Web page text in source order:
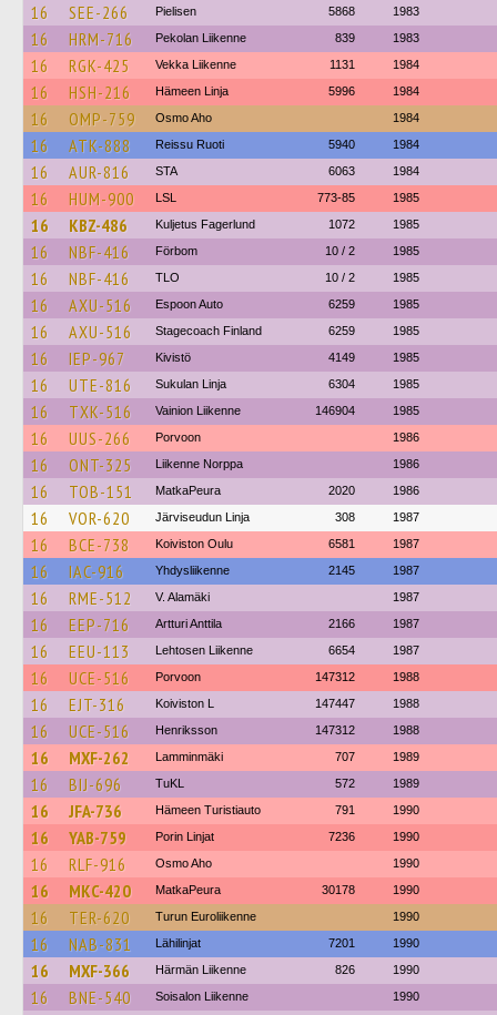
16 SEE-266 Pielisen 5868 1983
16 HRM-716 Pekolan Liikenne 839 1983
16 RGK-425 Vekka Liikenne 1131 1984
16 HSH-216 Hämeen Linja 5996 1984
16 OMP-759 Osmo Aho 1984
16 ATK-888 Reissu Ruoti 5940 1984
16 AUR-816 STA 6063 1984
16 HUM-900 LSL 773-85 1985
16 KBZ-486 Kuljetus Fagerlund 1072 1985
16 NBF-416 Förbom 10 / 2 1985
16 NBF-416 TLO 10 / 2 1985
16 AXU-516 Espoon Auto 6259 1985
16 AXU-516 Stagecoach Finland 6259 1985
16 IEP-967 Kivistö 4149 1985
16 UTE-816 Sukulan Linja 6304 1985
16 TXK-516 Vainion Liikenne 146904 1985
16 UUS-266 Porvoon 1986
16 ONT-325 Liikenne Norppa 1986
16 TOB-151 MatkaPeura 2020 1986
16 VOR-620 Järviseudun Linja 308 1987
16 BCE-738 Koiviston Oulu 6581 1987
16 IAC-916 Yhdysliikenne 2145 1987
16 RME-512 V. Alamäki 1987
16 EEP-716 Artturi Anttila 2166 1987
16 EEU-113 Lehtosen Liikenne 6654 1987
16 UCE-516 Porvoon 147312 1988
16 EJT-316 Koiviston L 147447 1988
16 UCE-516 Henriksson 147312 1988
16 MXF-262 Lamminmäki 707 1989
16 BIJ-696 TuKL 572 1989
16 JFA-736 Hämeen Turistiauto 791 1990
16 YAB-759 Porin Linjat 7236 1990
16 RLF-916 Osmo Aho 1990
16 MKC-420 MatkaPeura 30178 1990
16 TER-620 Turun Euroliikenne 1990
16 NAB-831 Lähilinjat 7201 1990
16 MXF-366 Härmän Liikenne 826 1990
16 BNE-540 Soisalon Liikenne 1990